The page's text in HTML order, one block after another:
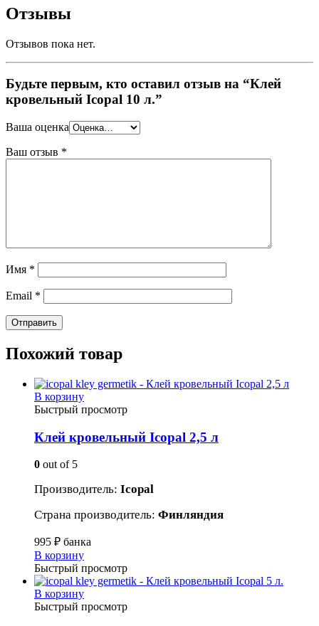
Отзывы
Отзывов пока нет.
Будьте первым, кто оставил отзыв на “Клей
кровельный Icopal 10 л.”
Ваша оценка
Ваш отзыв *
Имя *
Email *
Похожий товар
В корзину
Быстрый просмотр
Клей кровельный Icopal 2,5 л
0 out of 5
Производитель: Icopal
Страна производитель: Финляндия
995 ₽ банка
В корзину
Быстрый просмотр
В корзину
Быстрый просмотр